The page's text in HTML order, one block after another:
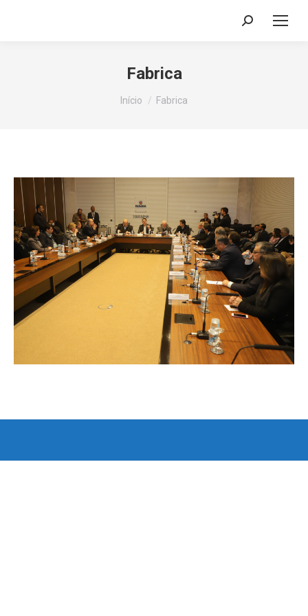
Search:
Fabrica
Você está aqui:
Início Fabrica